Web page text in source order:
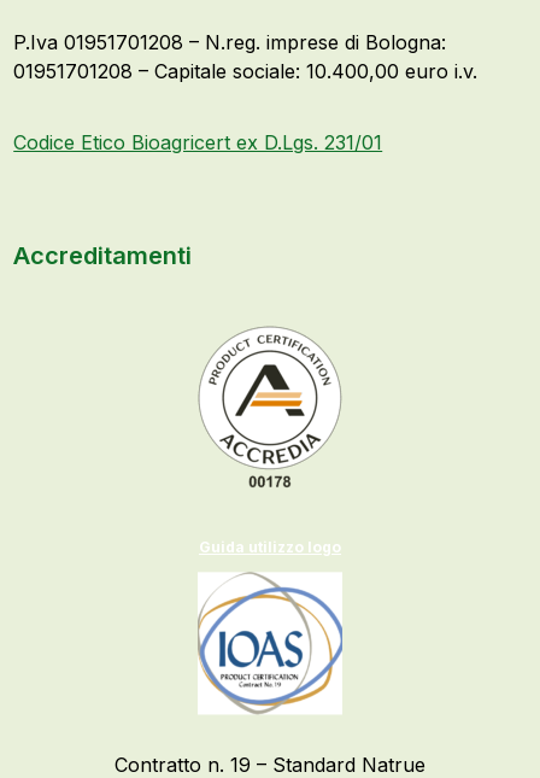
P.Iva 01951701208 – N.reg. imprese di Bologna:
01951701208 – Capitale sociale: 10.400,00 euro i.v.
Codice Etico Bioagricert ex D.Lgs. 231/01
Accreditamenti
Guida utilizzo logo
Contratto n. 19 – Standard Natrue